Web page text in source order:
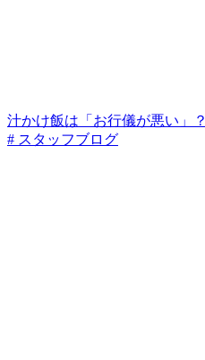
汁かけ飯は「お行儀が悪い」？
# スタッフブログ